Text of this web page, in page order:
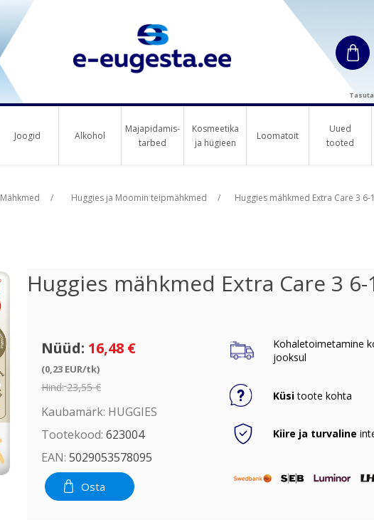
Joogid Alkohol
Majapidamis-
tarbed
Kosmeetika
ja hügieen
Loomatoit
Uued
tooted
Mähkmed / Huggies ja Moomin teipmähkmed / Huggies mähkmed Extra Care 3 6-
Huggies mähkmed Extra Care 3
Nüüd: 16,48 €
(0,23 EUR/tk)
Hind: 23,55 €
Kaubamärk: HUGGIES
Tootekood: 623004
EAN: 5029053578095
Osta
Kohaletoimetamine
jooksul
Küsitoote kohta
Kiire ja turvaline